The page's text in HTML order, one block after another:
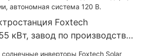
Foxtech
кВт, завод по производству
для Эквадора, Бразилии и